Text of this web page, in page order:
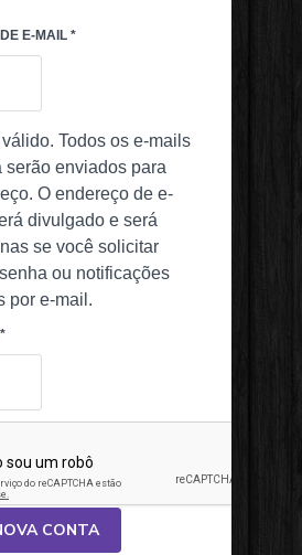
E-MAIL *
Todos os e-mails
serão enviados para
O endereço de e-
divulgado e será
se você solicitar
ou notificações
por e-mail.
*
CONTA